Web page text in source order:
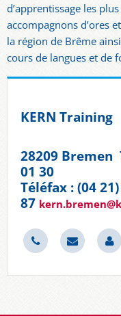
d’apprentissage les
accompagnons d’ores
la région de Brême
cours de langues et de
KERN Training
28209 Bremen
01 30
Téléfax : (04
87